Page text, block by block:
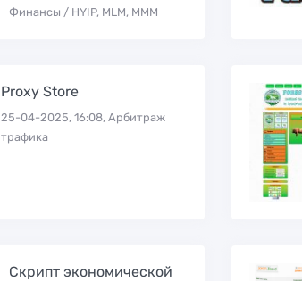
Финансы / HYIP, MLM, МММ
Proxy Store
25-04-2025, 16:08, Арбитраж
трафика
Скрипт экономической